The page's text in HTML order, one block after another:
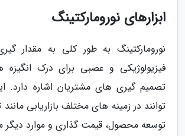
ابزارهای نورومارکتینگ
نورومارکتینگ به طور کلی به مقدار
فیزیولوژیکی و عصبی برای درک انگیزه
تصمیم گیری های مشتریان اشاره دارد.
توانند در زمینه های مختلف بازاریابی مانند
توسعه محصول، قیمت گذاری و موارد دیگر